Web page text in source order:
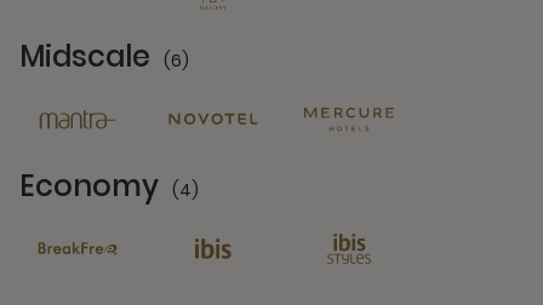
Midscale (6)
Economy (4)